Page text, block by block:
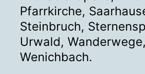
Pfarrkirche,
Steinbruch,
Urwald, Wanderwege,
Wenichbach.